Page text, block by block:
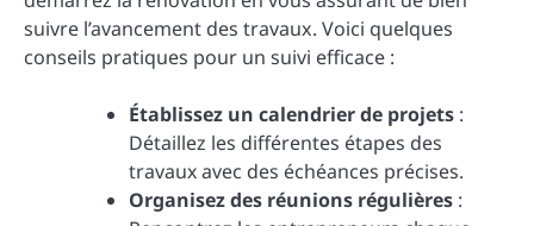
suivre l’avancement des travaux. Voici quelques
conseils pratiques pour un suivi efficace :
Établissez un calendrier de projets :
Détaillez les différentes étapes des
travaux avec des échéances précises.
Organisez des réunions régulières :